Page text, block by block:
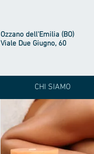
Ozzano dell'Emilia (BO)
Viale Due Giugno, 60
CHI SIAMO